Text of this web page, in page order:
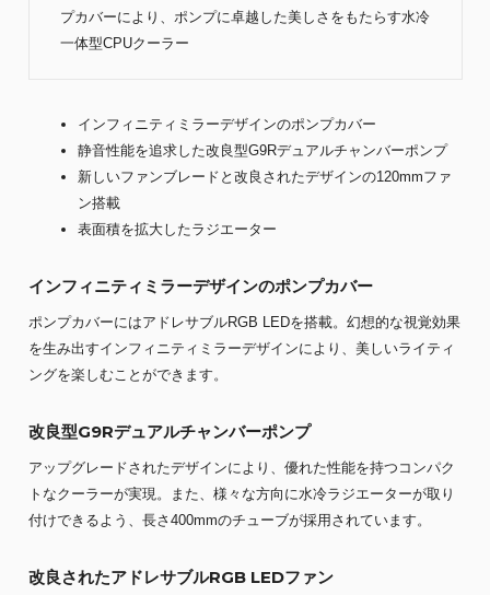
プカバーにより、ポンプに卓越した美しさをもたらす水冷
一体型CPUクーラー
インフィニティミラーデザインのポンプカバー
静音性能を追求した改良型G9Rデュアルチャンバーポンプ
新しいファンブレードと改良されたデザインの120mmファ
ン搭載
表面積を拡大したラジエーター
インフィニティミラーデザインのポンプカバー
ポンプカバーにはアドレサブルRGB LEDを搭載。幻想的な視覚効果
を生み出すインフィニティミラーデザインにより、美しいライティ
ングを楽しむことができます。
改良型G9Rデュアルチャンバーポンプ
アップグレードされたデザインにより、優れた性能を持つコンパク
トなクーラーが実現。また、様々な方向に水冷ラジエーターが取り
付けできるよう、長さ400mmのチューブが採用されています。
改良されたアドレサブルRGB LEDファン